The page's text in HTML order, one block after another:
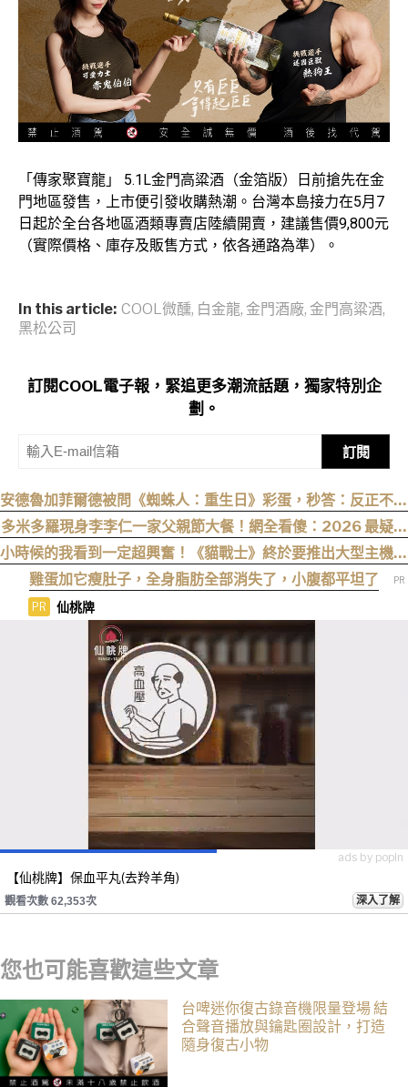
「傳家聚寶龍」 5.1L金門高粱酒（金箔版）日前搶先在金
門地區發售，上市便引發收購熱潮。台灣本島接力在5月7
日起於全台各地區酒類專賣店陸續開賣，建議售價9,800元
（實際價格、庫存及販售方式，依各通路為準）。
In this article: COOL微醺, 白金龍, 金門酒廠, 金門高粱酒,
黑松公司
訂閱COOL電子報，緊追更多潮流話題，獨家特別企
劃。
訂閱
安德魯加菲爾德被問《蜘蛛人：重生日》彩蛋，秒答：反正不是
我
多米多羅現身李李仁一家父親節大餐！網全看傻：2026 最疑惑
的一篇文
小時候的我看到一定超興奮！《貓戰士》終於要推出大型主機遊
戲！《Warrior Cats: Clans of the Forest》今年秋季登場，
自創貓咪加入四大部族冒險
雞蛋加它瘦肚子，全身脂肪全部消失了，小腹都平坦了
PR 仙桃牌
ads by popIn
【仙桃牌】保血平丸(去羚羊角)
觀看次數 62,353次 深入了解
您也可能喜歡這些文章
台啤迷你復古錄音機限量登場 結
合聲音播放與鑰匙圈設計，打造
隨身復古小物